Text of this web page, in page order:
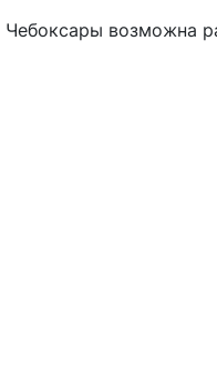
Чебоксары возможна